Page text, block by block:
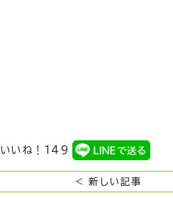
いいね！ 149
< 新しい記事